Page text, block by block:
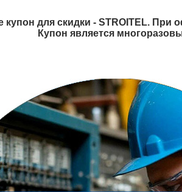
купон для скидки - STROITEL. При
Купон является